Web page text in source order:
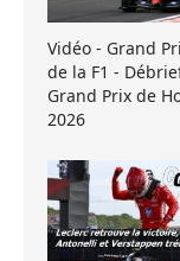
Vidéo - Grand
de la F1 -
Grand Prix de
2026